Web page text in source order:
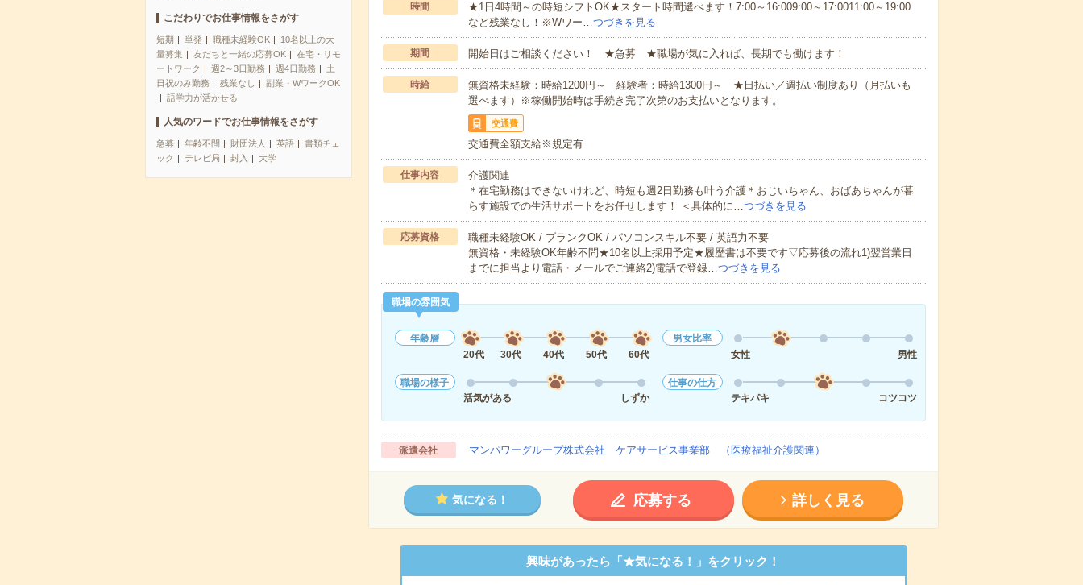
こだわりでお仕事情報をさがす
短期 単発 職種未経験OK
10名以上の大
量募集
友だちと一緒の応募OK
在宅・リモ
ートワーク
週2～3日勤務 週4日勤務
土
日祝のみ勤務
残業なし
副業・WワークOK
語学力が活かせる
人気のワードでお仕事情報をさがす
急募 年齢不問 財団法人 英語
書類チェ
ック
テレビ局 封入 大学
時間
★1日4時間～の時短シフトOK★スタート時間選べます！7:00～16:009:00～17:0011:00～19:00
など残業なし！※Wワー…つづきを見る
期間 開始日はご相談ください！ ★急募 ★職場が気に入れば、長期でも働けます！
時給
無資格未経験：時給1200円～ 経験者：時給1300円～ ★日払い／週払い制度あり（月払いも
選べます）※稼働開始時は手続き完了次第のお支払いとなります。
交通費
交通費全額支給※規定有
仕事内容
介護関連
＊在宅勤務はできないけれど、時短も週2日勤務も叶う介護＊おじいちゃん、おばあちゃんが暮
らす施設での生活サポートをお任せします！ ＜具体的に…つづきを見る
応募資格
職種未経験OK / ブランクOK / パソコンスキル不要 / 英語力不要
無資格・未経験OK年齢不問★10名以上採用予定★履歴書は不要です▽応募後の流れ1)翌営業日
までに担当より電話・メールでご連絡2)電話で登録…つづきを見る
職場の雰囲気
年齢層
20代
30代 40代 50代 60代
男女比率
女性
男性
職場の様子
活気がある
しずか
仕事の仕方
テキパキ
コツコツ
派遣会社 マンパワーグループ株式会社 ケアサービス事業部 （医療福祉介護関連）
気になる！ 応募する 詳しく見る
興味があったら「★気になる！」をクリック！